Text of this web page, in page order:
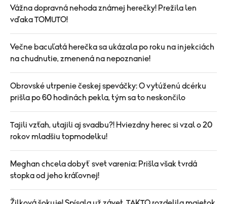
Vážna dopravná nehoda známej herečky! Prežila len
vďaka TOMUTO!
Večne bacuľatá herečka sa ukázala po roku na injekciách
na chudnutie, zmenená na nepoznanie!
Obrovské utrpenie českej speváčky: O vytúženú dcérku
prišla po 60 hodinách pekla, tým sa to neskončilo
Tajili vzťah, utajili aj svadbu?! Hviezdny herec si vzal o 20
rokov mladšiu topmodelku!
Meghan chcela dobyť svet varenia: Prišla však tvrdá
stopka od jeho kráľovnej!